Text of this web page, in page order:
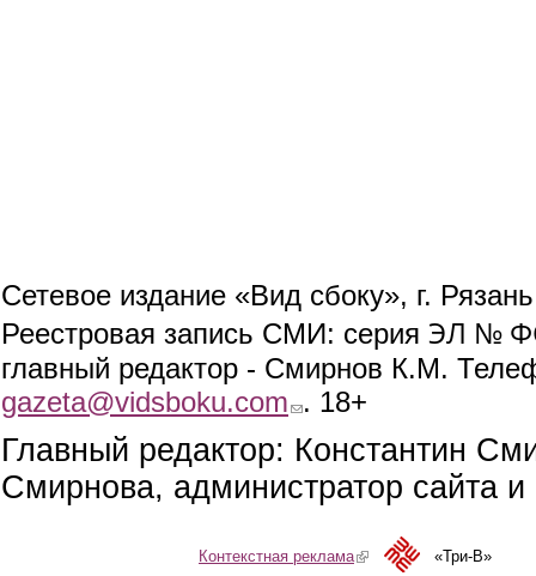
Сетевое издание «Вид сбоку», г.
Реестровая запись СМИ: серия ЭЛ №
главный редактор - Смирнов К.М.
gazeta@vidsboku.com (link sends e-mail)
. 18+
Главный редактор: Константин
Смирнова, администратор сайта
Контекстная реклама(link is external)«Три-В»